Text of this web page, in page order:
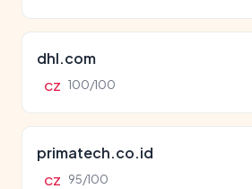
dhl.com
CZ 100/100
primatech.co.id
CZ 95/100